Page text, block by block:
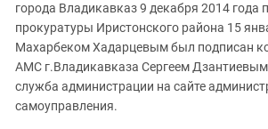
города Владикавказ 9 декабря 2014 года
прокуратуры Иристонского района 15
Махарбеком Хадарцевым был подписан
АМС г.Владикавказа Сергеем
служба администрации на сайте
самоуправления.